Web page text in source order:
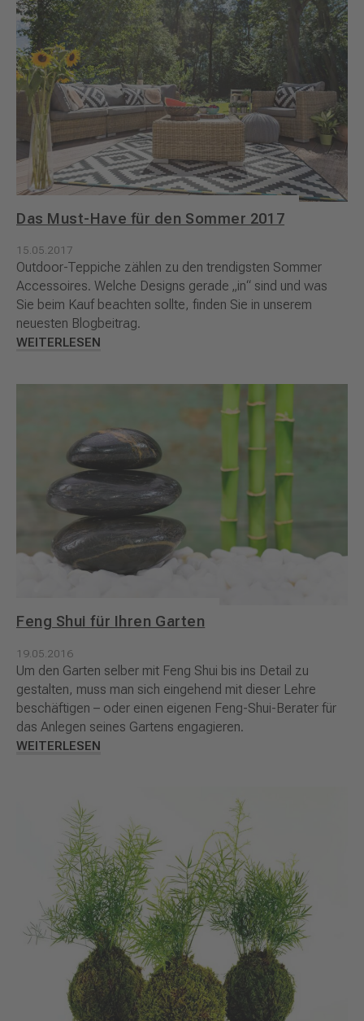
Das Must-Have für den Sommer 2017
15.05.2017
Outdoor-Teppiche zählen zu den trendigsten Sommer
Accessoires. Welche Designs gerade „in“ sind und was
Sie beim Kauf beachten sollte, finden Sie in unserem
neuesten Blogbeitrag.
WEITERLESEN
Feng Shui für Ihren Garten
19.05.2016
Um den Garten selber mit Feng Shui bis ins Detail zu
gestalten, muss man sich eingehend mit dieser Lehre
beschäftigen – oder einen eigenen Feng-Shui-Berater für
das Anlegen seines Gartens engagieren.
WEITERLESEN